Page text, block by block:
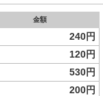
金額
240円
120円
530円
200円